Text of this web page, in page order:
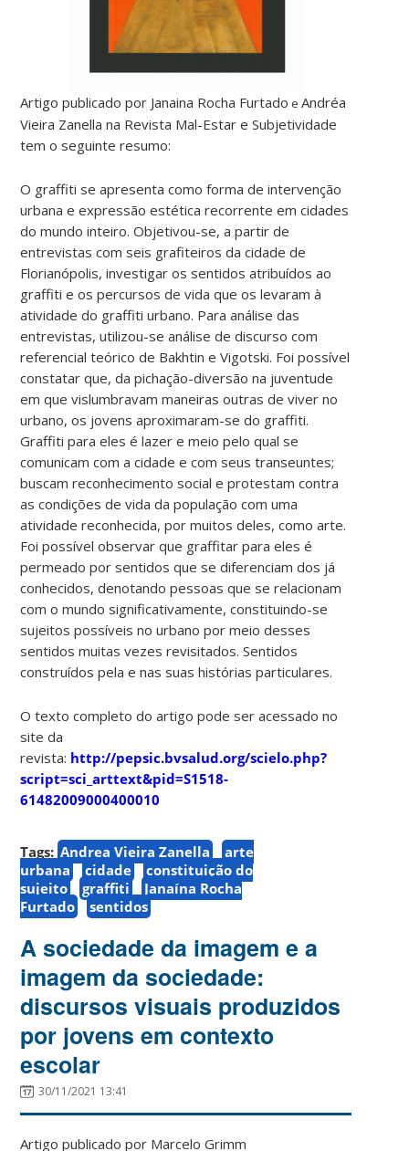
Artigo publicado por Janaina Rocha Furtado eAndréa
Vieira Zanella na Revista Mal-Estar e Subjetividade
tem o seguinte resumo:
O graffiti se apresenta como forma de intervenção
urbana e expressão estética recorrente em cidades
do mundo inteiro. Objetivou-se, a partir de
entrevistas com seis grafiteiros da cidade de
Florianópolis, investigar os sentidos atribuídos ao
graffiti e os percursos de vida que os levaram à
atividade do graffiti urbano. Para análise das
entrevistas, utilizou-se análise de discurso com
referencial teórico de Bakhtin e Vigotski. Foi possível
constatar que, da pichação-diversão na juventude
em que vislumbravam maneiras outras de viver no
urbano, os jovens aproximaram-se do graffiti.
Graffiti para eles é lazer e meio pelo qual se
comunicam com a cidade e com seus transeuntes;
buscam reconhecimento social e protestam contra
as condições de vida da população com uma
atividade reconhecida, por muitos deles, como arte.
Foi possível observar que graffitar para eles é
permeado por sentidos que se diferenciam dos já
conhecidos, denotando pessoas que se relacionam
com o mundo significativamente, constituindo-se
sujeitos possíveis no urbano por meio desses
sentidos muitas vezes revisitados. Sentidos
construídos pela e nas suas histórias particulares.
O texto completo do artigo pode ser acessado no
site da
revista: http://pepsic.bvsalud.org/scielo.php?
script=sci_arttext&pid=S1518-
61482009000400010
Tags: Andrea Vieira Zanella
arte
urbana
cidade
constituição do
sujeito
graffiti
Janaína Rocha
Furtado
sentidos
A sociedade da imagem e a
imagem da sociedade:
discursos visuais produzidos
por jovens em contexto
escolar
30/11/2021 13:41
Artigo publicado por Marcelo Grimm